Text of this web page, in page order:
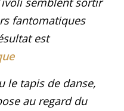
fantomatiques
est
le tapis de danse,
au regard du